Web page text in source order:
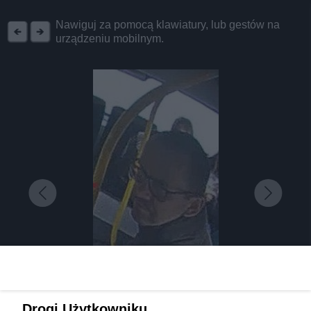
Nawiguj za pomocą klawiatury, lub gestów na
urządzeniu mobilnym.